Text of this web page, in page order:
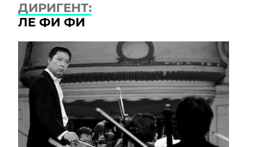
ДИРИГЕНТ:
ЛЕ ФИ ФИ